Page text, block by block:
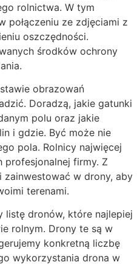
rolnictwa. W tym
połączeniu ze zdjęciami z
oszczędności.
środków ochrony
obrazowań
Doradzą, jakie gatunki
polu oraz jakie
i gdzie. Być może nie
pola. Rolnicy najwięcej
profesjonalnej firmy. Z
zainwestować w drony, aby
terenami.
listę dronów, które najlepiej
rolnym. Drony te są w
konkretną liczbę
wykorzystania drona w